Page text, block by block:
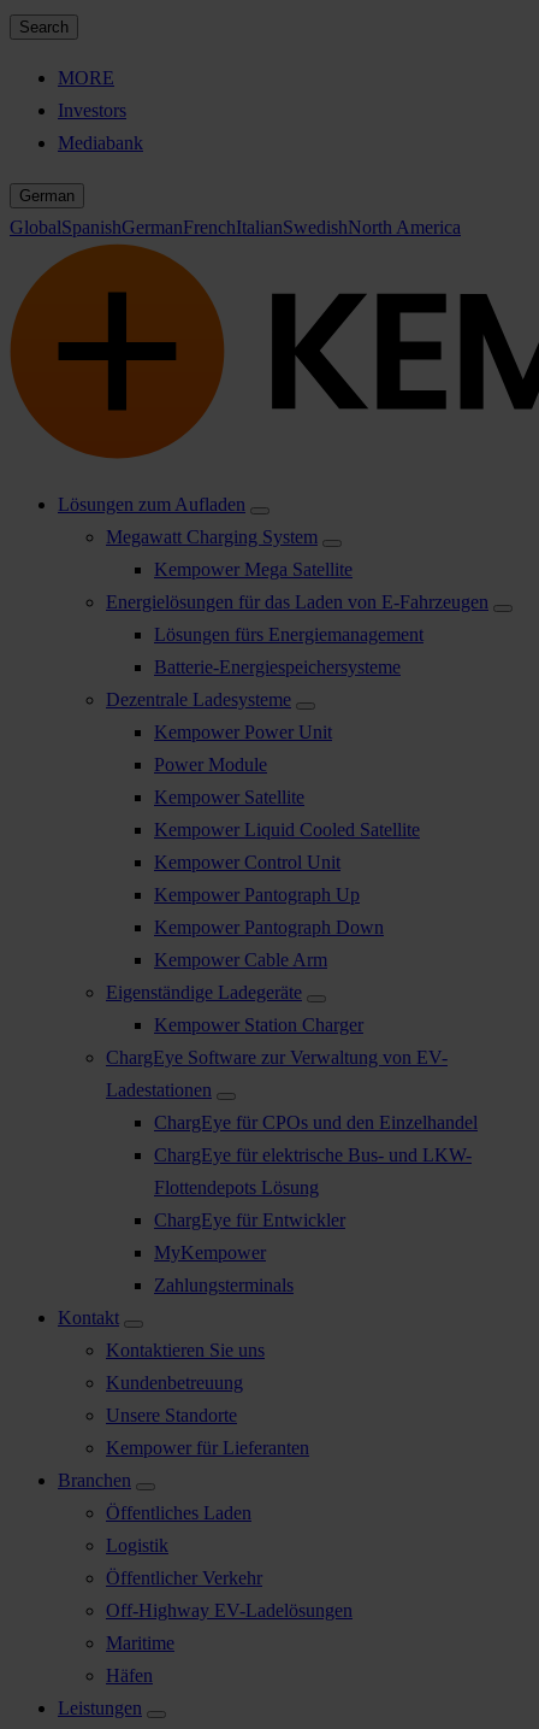
Search
MORE
Investors
Mediabank
German
GlobalSpanishGermanFrenchItalianSwedishNorth America
Lösungen zum Aufladen
Megawatt Charging System
Kempower Mega Satellite
Energielösungen für das Laden von E-Fahrzeugen
Lösungen fürs Energiemanagement
Batterie-Energiespeichersysteme
Dezentrale Ladesysteme
Kempower Power Unit
Power Module
Kempower Satellite
Kempower Liquid Cooled Satellite
Kempower Control Unit
Kempower Pantograph Up
Kempower Pantograph Down
Kempower Cable Arm
Eigenständige Ladegeräte
Kempower Station Charger
ChargEye Software zur Verwaltung von EV-
Ladestationen
ChargEye für CPOs und den Einzelhandel
ChargEye für elektrische Bus- und LKW-
Flottendepots Lösung
ChargEye für Entwickler
MyKempower
Zahlungsterminals
Kontakt
Kontaktieren Sie uns
Kundenbetreuung
Unsere Standorte
Kempower für Lieferanten
Branchen
Öffentliches Laden
Logistik
Öffentlicher Verkehr
Off-Highway EV-Ladelösungen
Maritime
Häfen
Leistungen